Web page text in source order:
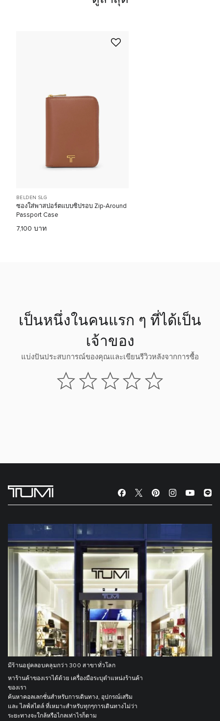
BELDEN SLG
ซองใส่พาสปอร์ตแบบซิปรอบ Zip-Around
Passport Case
7,100 บาท
เป็นหนึ่งในคนแรก ๆ ที่ได้เป็น
เจ้าของ
แบ่งปันประสบการณ์ของคุณและเขียนรีวิวหลังจากการซื้อ
มีร้านอยู่คลอบคลุมกว่า 300 สาขาทั่วโลก
หาร้านค้าของเราได้ด้วย เครื่องมือระบุตำแหน่งร้านค้า
ของเรา
ค้นหาคอลเลกชั่นสำหรับการเดินทาง, อุปกรณ์เสริม
และ ไลฟ์สไตล์ ที่เหมาะสำหรับทุกๆการเดินทางไม่ว่า
ระยะทางจะใกล้หรือไกลเท่าไรก็ตาม